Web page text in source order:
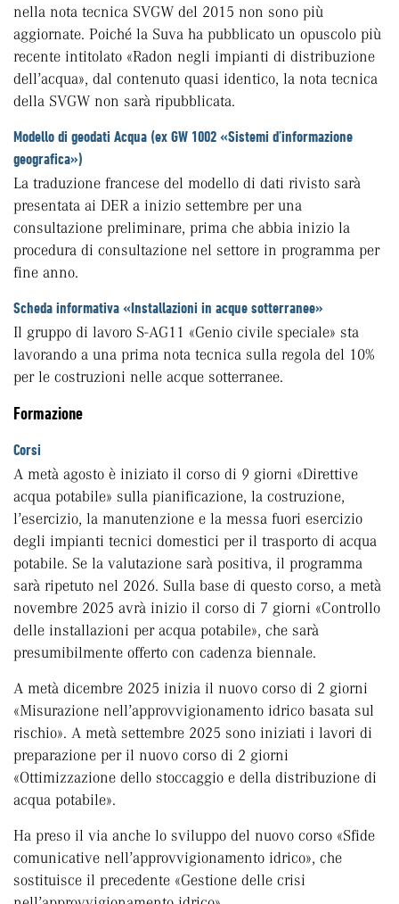
nella nota tecnica SVGW del 2015 non sono più
aggiornate. Poiché la Suva ha pubblicato un opuscolo più
recente intitolato «Radon negli impianti di distribuzione
dell’acqua», dal contenuto quasi identico, la nota tecnica
della SVGW non sarà ripubblicata.
Modello di geodati Acqua (ex GW 1002 «Sistemi d’informazione
geografica»)
La traduzione francese del modello di dati rivisto sarà
presentata ai DER a inizio settembre per una
consultazione preliminare, prima che abbia inizio la
procedura di consultazione nel settore in programma per
fine anno.
Scheda informativa «Installazioni in acque sotterranee»
Il gruppo di lavoro S-AG11 «Genio civile speciale» sta
lavorando a una prima nota tecnica sulla regola del 10%
per le costruzioni nelle acque sotterranee.
Formazione
Corsi
A metà agosto è iniziato il corso di 9 giorni «Direttive
acqua potabile» sulla pianificazione, la costruzione,
l’esercizio, la manutenzione e la messa fuori esercizio
degli impianti tecnici domestici per il trasporto di acqua
potabile. Se la valutazione sarà positiva, il programma
sarà ripetuto nel 2026. Sulla base di questo corso, a metà
novembre 2025 avrà inizio il corso di 7 giorni «Controllo
delle installazioni per acqua potabile», che sarà
presumibilmente offerto con cadenza biennale.
A metà dicembre 2025 inizia il nuovo corso di 2 giorni
«Misurazione nell’approvvigionamento idrico basata sul
rischio». A metà settembre 2025 sono iniziati i lavori di
preparazione per il nuovo corso di 2 giorni
«Ottimizzazione dello stoccaggio e della distribuzione di
acqua potabile».
Ha preso il via anche lo sviluppo del nuovo corso «Sfide
comunicative nell’approvvigionamento idrico», che
sostituisce il precedente «Gestione delle crisi